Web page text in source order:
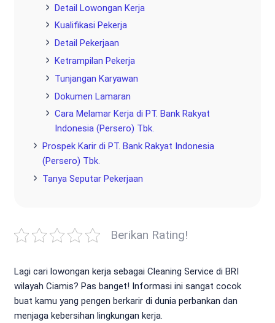
Detail Lowongan Kerja
Kualifikasi Pekerja
Detail Pekerjaan
Ketrampilan Pekerja
Tunjangan Karyawan
Dokumen Lamaran
Cara Melamar Kerja di PT. Bank Rakyat
Indonesia (Persero) Tbk.
Prospek Karir di PT. Bank Rakyat Indonesia
(Persero) Tbk.
Tanya Seputar Pekerjaan
Berikan Rating!
Lagi cari lowongan kerja sebagai Cleaning Service di BRI
wilayah Ciamis? Pas banget! Informasi ini sangat cocok
buat kamu yang pengen berkarir di dunia perbankan dan
menjaga kebersihan lingkungan kerja.